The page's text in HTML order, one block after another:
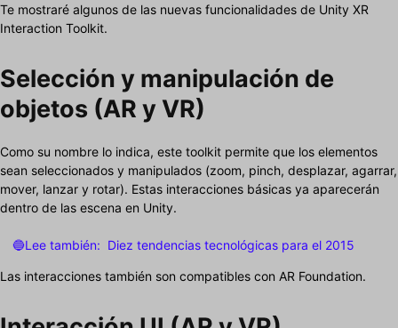
Te mostraré algunos de las nuevas funcionalidades de Unity XR
Interaction Toolkit.
Selección y manipulación de
objetos (AR y VR)
Como su nombre lo indica, este toolkit permite que los elementos
sean seleccionados y manipulados (zoom, pinch, desplazar, agarrar,
mover, lanzar y rotar). Estas interacciones básicas ya aparecerán
dentro de las escena en Unity.
🔵Lee también: Diez tendencias tecnológicas para el 2015
Las interacciones también son compatibles con AR Foundation.